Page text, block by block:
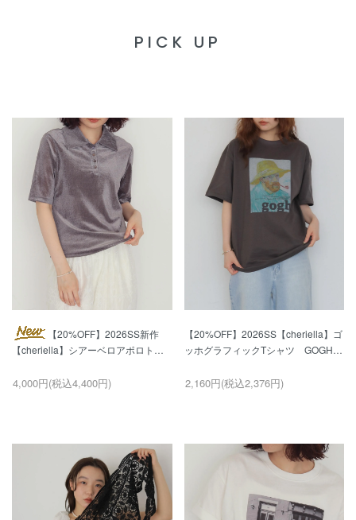
PICK UP
【20%OFF】2026SS新作
【cheriella】シアーベロアポロトッ
4,000円(税込4,400円)
【20%OFF】2026SS【cheriella】ゴ
ッホグラフィックTシャツ GOGH
2,160円(税込2,376円)